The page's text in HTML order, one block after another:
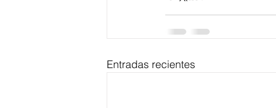
Entradas recientes